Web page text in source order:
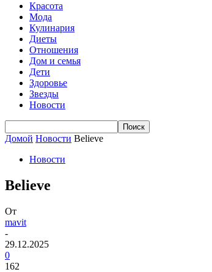
Красота
Мода
Кулинария
Диеты
Отношения
Дом и семья
Дети
Здоровье
Звезды
Новости
Домой Новости Believe
Новости
Believe
От
mavit
-
29.12.2025
0
162